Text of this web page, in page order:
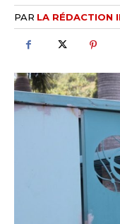
PAR LA RÉDACTION